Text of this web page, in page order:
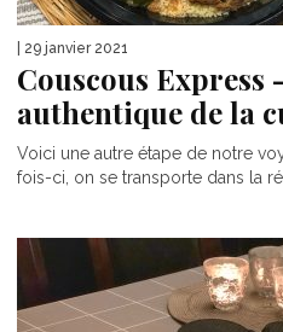
| 29 janvier 2021
Couscous Express
authentique de la
Voici une autre étape de notre
fois-ci, on se transporte dans la